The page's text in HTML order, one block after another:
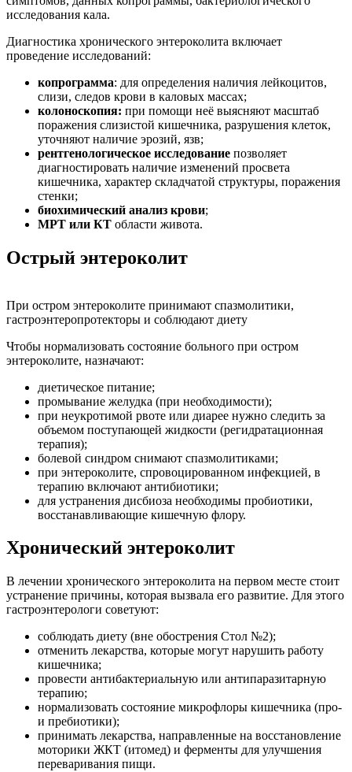
исследования кала.
Диагностика хронического энтероколита включает
проведение исследований:
копрограмма: для определения наличия лейкоцитов,
слизи, следов крови в каловых массах;
колоноскопия: при помощи неё выясняют масштаб
поражения слизистой кишечника, разрушения клеток,
уточняют наличие эрозий, язв;
рентгенологическое исследование позволяет
диагностировать наличие изменений просвета
кишечника, характер складчатой структуры, поражения
стенки;
биохимический анализ крови;
МРТ или КТ области живота.
Острый энтероколит
При остром энтероколите принимают спазмолитики,
гастроэнтеропротекторы и соблюдают диету
Чтобы нормализовать состояние больного при остром
энтероколите, назначают:
диетическое питание;
промывание желудка (при необходимости);
при неукротимой рвоте или диарее нужно следить за
объемом поступающей жидкости (регидратационная
терапия);
болевой синдром снимают спазмолитиками;
при энтероколите, спровоцированном инфекцией, в
терапию включают антибиотики;
для устранения дисбиоза необходимы пробиотики,
восстанавливающие кишечную флору.
Хронический энтероколит
В лечении хронического энтероколита на первом месте стоит
устранение причины, которая вызвала его развитие. Для этого
гастроэнтерологи советуют:
соблюдать диету (вне обострения Стол №2);
отменить лекарства, которые могут нарушить работу
кишечника;
провести антибактериальную или антипаразитарную
терапию;
нормализовать состояние микрофлоры кишечника (про-
и пребиотики);
принимать лекарства, направленные на восстановление
моторики ЖКТ (итомед) и ферменты для улучшения
переваривания пищи.